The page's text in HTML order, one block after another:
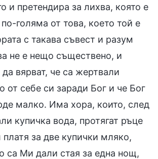
и претендира за лихва, която е
голяма от това, което той е
с такава съвест и разум
не е нещо съществено, и
вярват, че са жертвали
от себе си заради Бог и че Бог
малко. Има хора, които, след
купичка вода, протягат ръце
за две купички мляко,
са Ми дали стая за една нощ,